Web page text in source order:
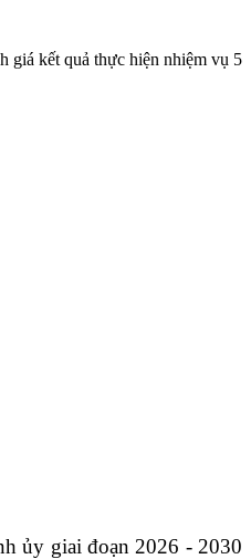
kết quả thực hiện nhiệm vụ 5
ủy giai đoạn 2026 - 2030